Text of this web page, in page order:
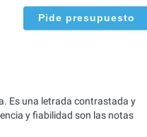
Pide presupuesto
Es una letrada contrastada y
y fiabilidad son las notas